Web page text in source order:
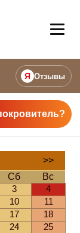
Я Отзывы
>>
Сб
Вс
3
4
10
11
17
18
24
25